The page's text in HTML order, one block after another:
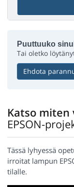
Puuttuuko
Tai oletko
Ehdota
Katso
EPSON-
Tässä lyhyessä
irroitat lampun
tilalle.